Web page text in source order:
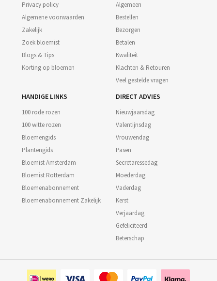
Privacy policy
Algemene voorwaarden
Zakelijk
Zoek bloemist
Blogs & Tips
Korting op bloemen
Algemeen
Bestellen
Bezorgen
Betalen
Kwaliteit
Klachten & Retouren
Veel gestelde vragen
HANDIGE LINKS
100 rode rozen
100 witte rozen
Bloemengids
Plantengids
Bloemist Amsterdam
Bloemist Rotterdam
Bloemenabonnement
Bloemenabonnement Zakelijk
DIRECT ADVIES
Nieuwjaarsdag
Valentijnsdag
Vrouwendag
Pasen
Secretaressedag
Moederdag
Vaderdag
Kerst
Verjaardag
Gefeliciteerd
Beterschap